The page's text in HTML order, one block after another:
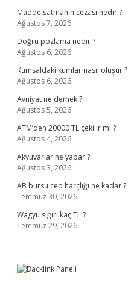
Madde satmanın cezası nedir ?
Ağustos 7, 2026
Doğru pozlama nedir ?
Ağustos 6, 2026
Kumsaldaki kumlar nasıl oluşur ?
Ağustos 6, 2026
Avniyat ne demek ?
Ağustos 5, 2026
ATM’den 20000 TL çekilir mi ?
Ağustos 4, 2026
Akyuvarlar ne yapar ?
Ağustos 3, 2026
AB bursu cep harçlığı ne kadar ?
Temmuz 30, 2026
Wagyu sığırı kaç TL ?
Temmuz 29, 2026